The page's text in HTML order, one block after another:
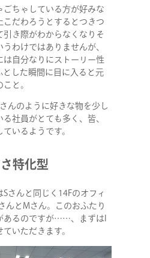
ごちゃしている方が好みな
こだわろうとするとつきつ
引き際がわからなくなりそ
わけではありませんが、
は自分なりにストーリー性
とした瞬間に目に入ると元
と。
んのように好きな物を少し
社員がとても多く、皆、
いるようです。
特化型
さんと同じく14Fのオフィ
んとMさん。このおふたり
あるのですが……、まずはI
いただきます。